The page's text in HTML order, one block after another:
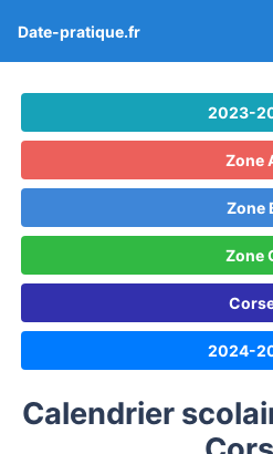
Date-pratique.fr
2023-
Zone
Zone
Zone
2024-
Calendrier